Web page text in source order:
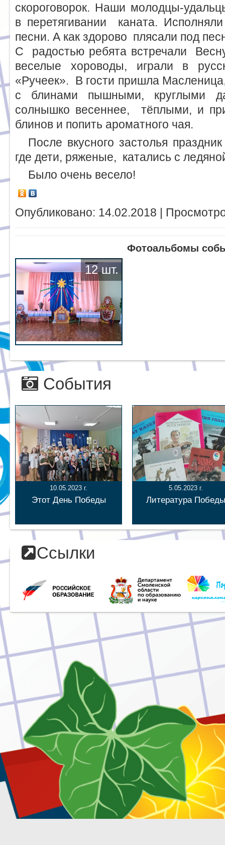
скороговорок. Наши молодцы-
в перетягивании каната.
песни. А как здорово плясали под
С радостью ребята встречали
веселые хороводы, играли в
«Ручеек». В гости пришла
с блинами пышными, круглыми
солнышко весеннее, тёплыми, и
блинов и попить ароматного чая.
После вкусного застолья
где дети, ряженые, катались с
Было очень весело!
Опубликовано: 14.02.2018 |
Фотоальбомы
12 шт.
События
10.05.2023 г.
Этот День Победы
5.05.2023 г.
Литература Победы
Ссылки